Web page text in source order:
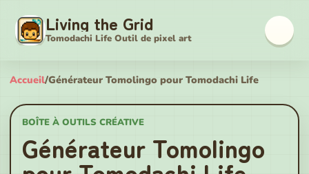
Living the Grid
Tomodachi Life Outil de pixel art
Accueil/Générateur Tomolingo pour Tomodachi Life
BOÎTE À OUTILS CRÉATIVE
Générateur Tomolingo